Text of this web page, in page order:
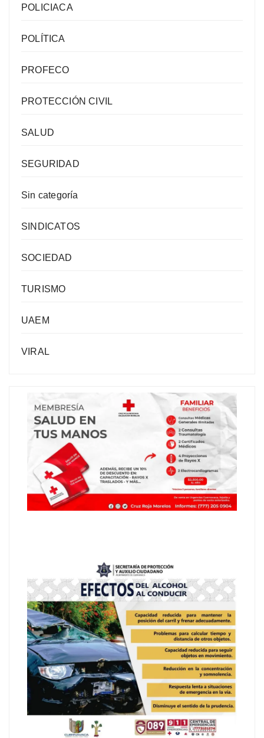
POLICIACA
POLÍTICA
PROFECO
PROTECCIÓN CIVIL
SALUD
SEGURIDAD
Sin categoría
SINDICATOS
SOCIEDAD
TURISMO
UAEM
VIRAL